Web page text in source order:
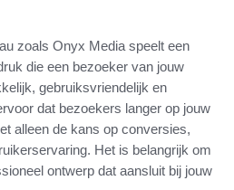
zoals Onyx Media speelt een
die een bezoeker van jouw
gebruiksvriendelijk en
dat bezoekers langer op jouw
alleen de kans op conversies,
Het is belangrijk om
ontwerp dat aansluit bij jouw